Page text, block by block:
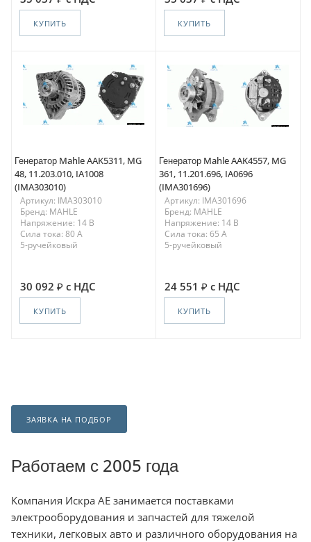
КУПИТЬ КУПИТЬ
Генератор Mahle AAK5311, MG
48, 11.203.010, IA1008
(IMA303010)
Артикул: IMA303010
Бренд: MAHLE
Напряжение: 14 В
Сила тока: 80 A
5-ручейковый
30 092 с НДС
КУПИТЬ
Генератор Mahle AAK4557, MG
361, 11.201.696, IA0696
(IMA301696)
Артикул: IMA301696
Бренд: MAHLE
Напряжение: 14 В
Сила тока: 65 A
5-ручейковый
24 551 с НДС
КУПИТЬ
ЗАЯВКА НА ПОДБОР
Работаем с 2005 года
Компания Искра АЕ занимается поставками
электрооборудования и запчастей для тяжелой
техники, легковых авто и различного оборудования на